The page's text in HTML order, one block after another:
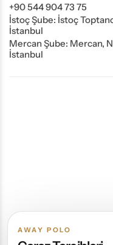
+90 544 904 73 75
İstoç Şube: İstoç
İstanbul
Mercan Şube: Mercan,
İstanbul
AWAY POLO